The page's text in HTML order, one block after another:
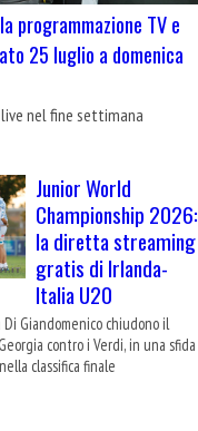
programmazione TV e
25 luglio a domenica
nel fine settimana
Junior World
Championship 2026:
la diretta streaming
gratis di Irlanda-
Italia U20
Giandomenico chiudono il
contro i Verdi, in una sfida
classifica finale